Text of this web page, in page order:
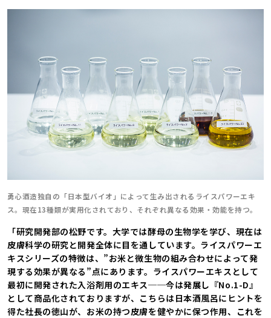
勇心酒造独自の「日本型バイオ」によって生み出されるライスパワーエキ
ス。現在13種類が実用化されており、それぞれ異なる効果・効能を持つ。
「研究開発部の松野です。大学では酵母の生物学を学び、現在は
皮膚科学の研究と開発全体に目を通しています。ライスパワーエ
キスシリーズの特徴は、”お米と微生物の組み合わせによって発
現する効果が異なる”点にあります。ライスパワーエキスとして
最初に開発された入浴剤用のエキス──今は発展し『No.1-D』
として商品化されておりますが、こちらは日本酒風呂にヒントを
得た社長の徳山が、お米の持つ皮膚を健やかに保つ作用、これを